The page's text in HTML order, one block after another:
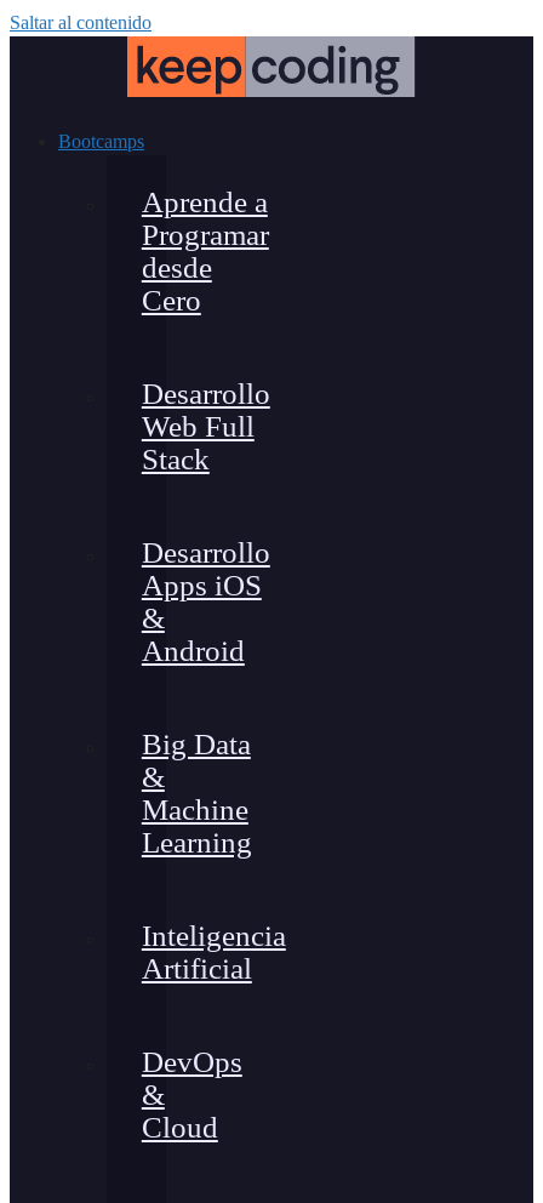
Saltar al contenido
Bootcamps
Aprende a
Programar
desde
Cero
Desarrollo
Web Full
Stack
Desarrollo
Apps iOS
&
Android
Big Data
&
Machine
Learning
Inteligencia
Artificial
DevOps
&
Cloud